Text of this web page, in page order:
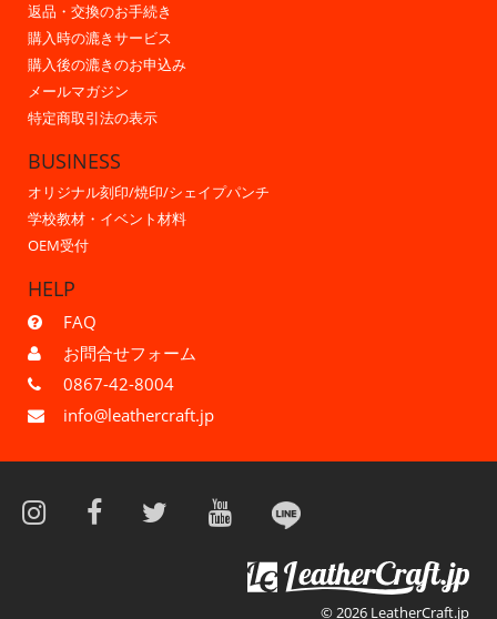
返品・交換のお手続き
購入時の漉きサービス
購入後の漉きのお申込み
メールマガジン
特定商取引法の表示
BUSINESS
オリジナル刻印/焼印/シェイプパンチ
学校教材・イベント材料
OEM受付
HELP
FAQ
お問合せフォーム
0867-42-8004
info@leathercraft.jp
© 2026 LeatherCraft.jp